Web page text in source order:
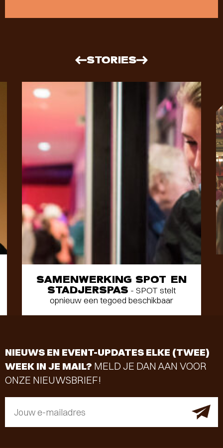
STORIES
SAMENWERKING SPOT EN
STADJERSPAS - SPOT stelt
opnieuw een tegoed beschikbaar
NIEUWS EN EVENT-UPDATES ELKE (TWEE)
WEEK IN JE MAIL? MELD JE DAN AAN VOOR
ONZE NIEUWSBRIEF!
Jouw e-mailadres